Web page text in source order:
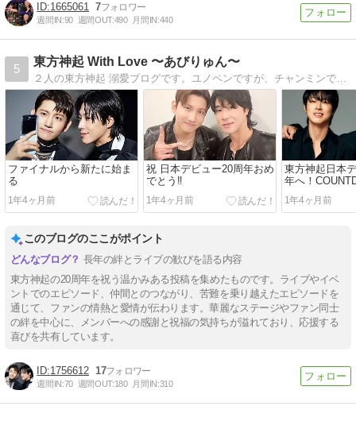
1665061 7
週間IN:90 週間OUT:490 月間IN:440
5
東方神起 With Love 〜あびりゅん〜
２人の東方神起 溺愛ブログです。ユノペンですが、チャンミンでれユノが好き過ぎて…日々妄想中!?脱線…迷走…おつきあい下さい
ファイナルから新たに始ま
る
1年4ヶ月前
祝 日本デビュー20周年おめ
でとう‼️
1年4ヶ月前
東方神起日本
年へ！
1年4ヶ月前
このブログのここがポイント
長年の絆とライブの歓びを語る内容
東方神起の20周年を祝う温かみある投稿を集めたものです。ライブやイベ
ントでのエピソード、仲間とのつながり、苦難を乗り越えたエピソードを
通じて、ファンの情熱と愛情が伝わります。華麗なステージやファン同士
の絆を中心に、メンバーへの感謝と祝福の気持ちが溢れており、応援する
喜びを共有しています。
1756612 17
週間IN:70 週間OUT:180 月間IN:310